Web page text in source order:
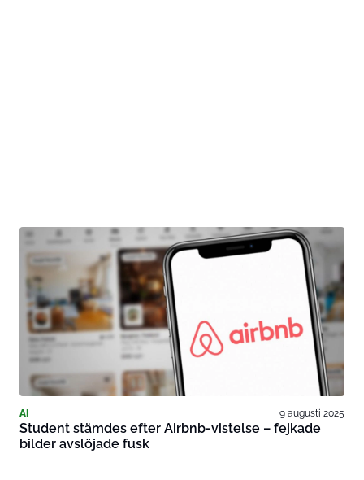
AI 9 augusti 2025
Student stämdes efter Airbnb-vistelse – fejkade
bilder avslöjade fusk